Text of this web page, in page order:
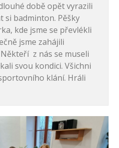
době opět vyrazili
si badminton. Pěšky
kde jsme se převlékli
jsme zahájili
z nás se museli
svou kondici. Všichni
klání. Hráli